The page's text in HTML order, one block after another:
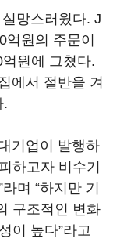
망스러웠다. J
억원의 주문이
원에 그쳤다.
에서 절반을 겨
.
기업이 발행하
하고자 비수기
며 “하지만 기
구조적인 변화
이 높다”라고